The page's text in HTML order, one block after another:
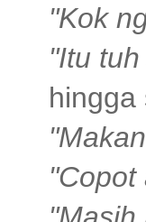
"Kok
"Itu
hingga
"Copot